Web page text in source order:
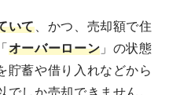
いて、かつ、売却額で住
オーバーローン 」の状態
貯蓄や借り入れなどから
でしか売却できません。